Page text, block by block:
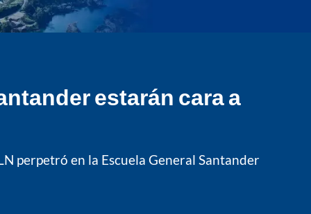
estarán cara a
perpetró en la Escuela General Santander